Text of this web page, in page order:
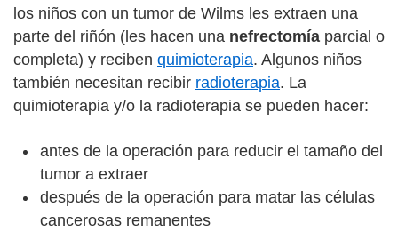
los niños con un tumor de Wilms les extraen una
parte del riñón (les hacen una nefrectomía parcial o
completa) y reciben quimioterapia. Algunos niños
también necesitan recibir radioterapia. La
quimioterapia y/o la radioterapia se pueden hacer:
antes de la operación para reducir el tamaño del
tumor a extraer
después de la operación para matar las células
cancerosas remanentes